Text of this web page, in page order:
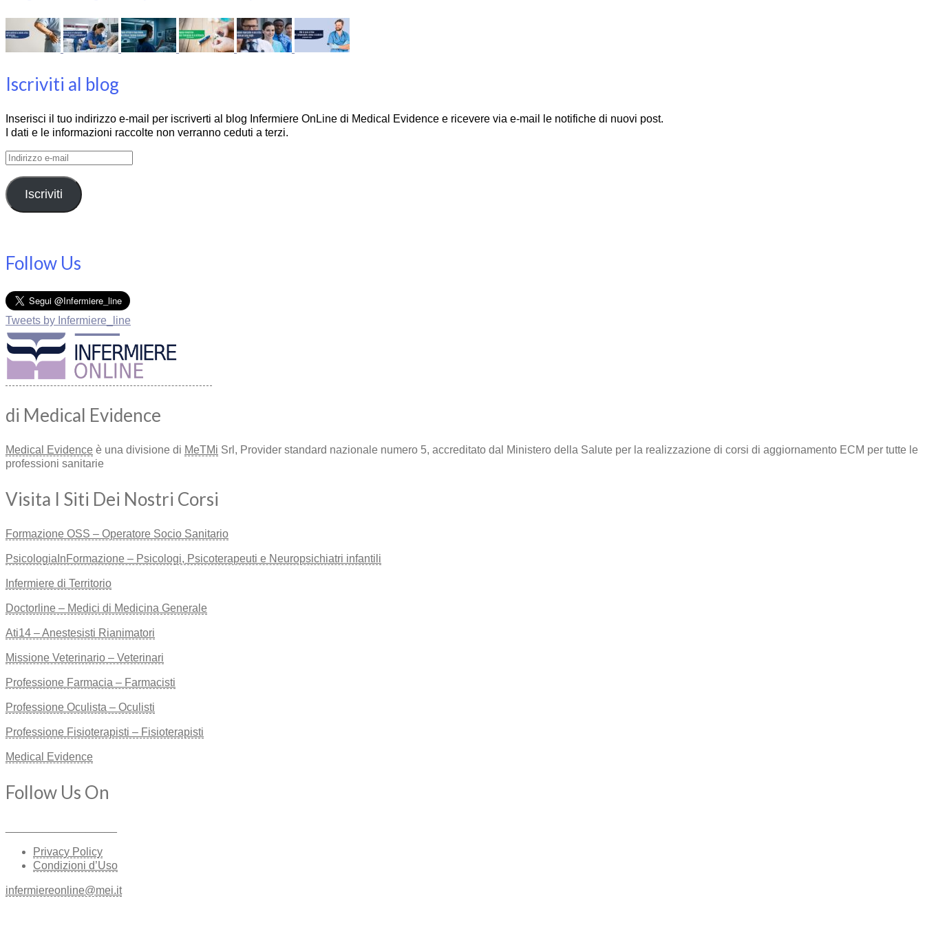
Iscriviti al blog
Inserisci il tuo indirizzo e-mail per iscriverti al blog Infermiere OnLine di Medical Evidence e ricevere via e-mail le notifiche di nuovi post.
I dati e le informazioni raccolte non verranno ceduti a terzi.
Indirizzo
mail
Iscriviti
Follow Us
Tweets by Infermiere_line
di Medical Evidence
Medical Evidence è una divisione di MeTMi Srl, Provider standard nazionale numero 5, accreditato dal Ministero della Salute per la realizzazione di corsi di aggiornamento ECM per tutte le
professioni sanitarie
Visita I Siti Dei Nostri Corsi
Formazione OSS – Operatore Socio Sanitario
PsicologiaInFormazione – Psicologi, Psicoterapeuti e Neuropsichiatri infantili
Infermiere di Territorio
Doctorline – Medici di Medicina Generale
Ati14 – Anestesisti Rianimatori
Missione Veterinario – Veterinari
Professione Farmacia – Farmacisti
Professione Oculista – Oculisti
Professione Fisioterapisti – Fisioterapisti
Medical Evidence
Follow Us On
Privacy Policy
Condizioni d’Uso
infermiereonline@mei.it